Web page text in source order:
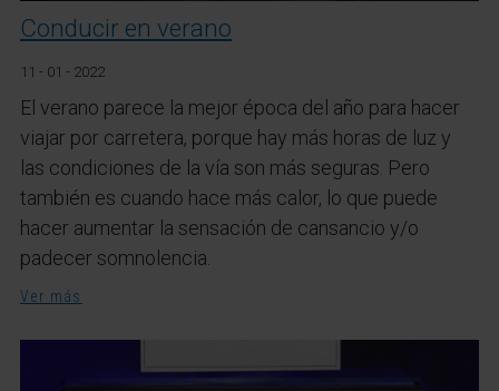
Conducir en verano
11 - 01 - 2022
El verano parece la mejor época del año para hacer
viajar por carretera, porque hay más horas de luz y
las condiciones de la vía son más seguras. Pero
también es cuando hace más calor, lo que puede
hacer aumentar la sensación de cansancio y/o
padecer somnolencia.
Ver más